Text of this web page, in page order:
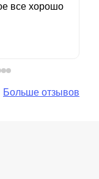
все хорошо
Больше отзывов